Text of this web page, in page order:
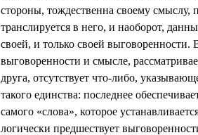
стороны, тождественна своему смыслу,
транслируется в него, и наоборот,
своей, и только своей выговоренности.
выговоренности и смысле,
друга, отсутствует что-либо,
такого единства: последнее
самого «слова», которое
логически предшествует